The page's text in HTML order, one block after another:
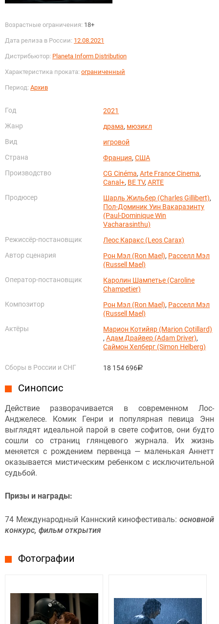
Возрастные ограничения: 18+
Дата релиза в России: 12.08.2021
Дистрибьютор: Planeta Inform Distribution
Характеристика проката: ограниченный
Период: Архив
Год
2021
Жанр
драма, мюзикл
Вид
игровой
Страна
Франция,США
Производство
CG Cinéma,Arte France Cinema,
Canal+, BE TV,ARTE
Продюсер
Шарль Жильбер (Charles Gillibert),
Пол-Доминик Уин Вакаразинту
(Paul-Dominique Win
Vacharasinthu)
Режиссёр-постановщик
Леос Каракс (Leos Carax)
Автор сценария
Рон Мэл (Ron Mael), Расселл Мэл
(Russell Mael)
Оператор-постановщик
Каролин Шампетье (Caroline
Champetier)
Композитор
Рон Мэл (Ron Mael), Расселл Мэл
(Russell Mael)
Актёры
Марион Котийяр (Marion Cotillard)
,Адам Драйвер (Adam Driver),
Саймон Хелберг (Simon Helberg)
Сборы в России и СНГ 18 154 696руб.
Синопсис
Действие разворачивается в современном Лос-
Анджелесе. Комик Генри и популярная певица Энн
выглядят идеальной парой в свете софитов, они будто
сошли со страниц глянцевого журнала. Их жизнь
меняется с рождением первенца — маленькая Аннетт
оказывается мистическим ребенком с исключительной
судьбой.
Призы и награды:
74 Международный Каннский кинофестиваль: основной
конкурс, фильм открытия
Фотографии